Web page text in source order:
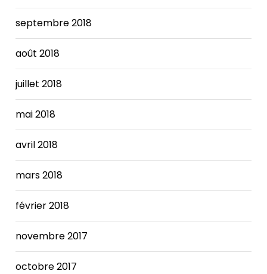
septembre 2018
août 2018
juillet 2018
mai 2018
avril 2018
mars 2018
février 2018
novembre 2017
octobre 2017